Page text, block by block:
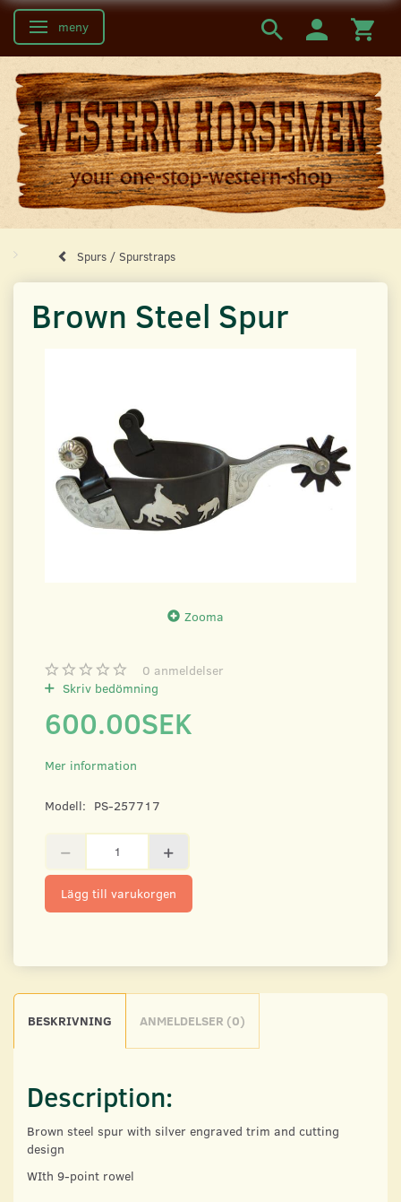
Ändra navigering
meny
Spurs / Spurstraps
Brown Steel Spur
Zooma
0 anmeldelser
Skriv bedömning
600.00SEK
Mer information
Modell: PS-257717
Lägg till varukorgen
BESKRIVNING ANMELDELSER (0)
Description:
Brown steel spur with silver engraved trim and cutting
design
WIth 9-point rowel